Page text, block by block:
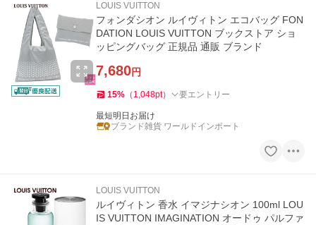
LOUIS VUITTON
フォンダシオン ルイヴィトン エコバッグ FON
DATION LOUIS VUITTON ブックストア ショ
ッピングバッグ 正規品 通販 ブランド
7,680円
15% （ 1,048pt） 要エントリー
最短明日お届け
ブランド雑貨 ワールドインポート
LOUIS VUITTON
ルイヴィトン 香水 イマジナシオン 100ml LOU
IS VUITTON IMAGINATION オードゥ パルファ